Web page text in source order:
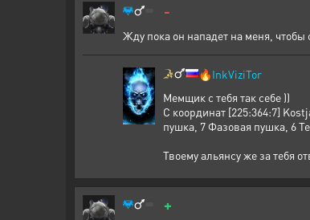
-
Жду пока он нападет на меня,
🔥InkViziTor
Мемщик с тебя так себе ))
С координат [225:364:7]
пушка, 7 Фазовая пушка, 6
Твоему альянсу же за тебя
+